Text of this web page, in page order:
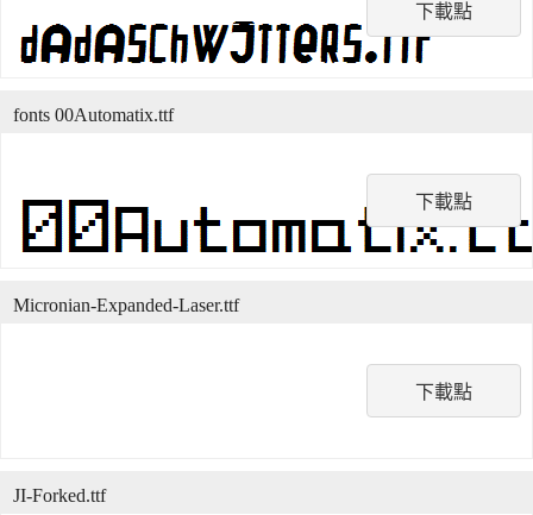
下載點
下載點
fonts 00Automatix.ttf
下載點
Micronian-Expanded-Laser.ttf
JI-Forked.ttf